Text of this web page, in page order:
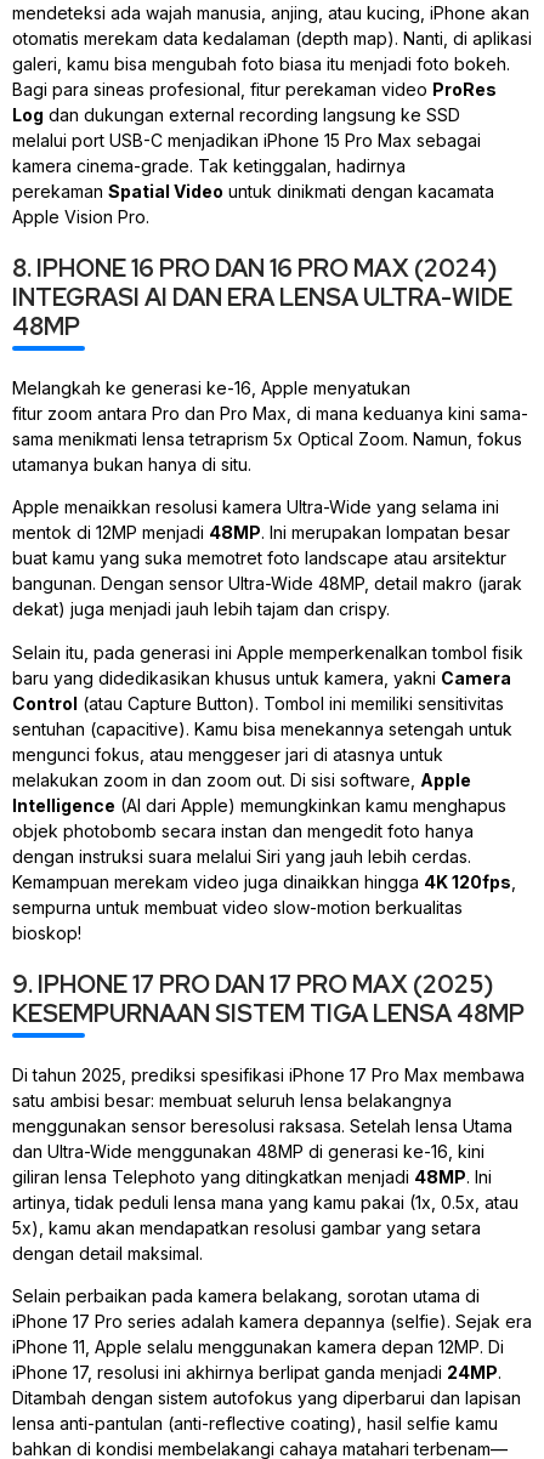
mendeteksi ada wajah manusia, anjing, atau kucing, iPhone akan
otomatis merekam data kedalaman (depth map). Nanti, di aplikasi
galeri, kamu bisa mengubah foto biasa itu menjadi foto bokeh.
Bagi para sineas profesional, fitur perekaman video ProRes
Log dan dukungan external recording langsung ke SSD
melalui port USB-C menjadikan iPhone 15 Pro Max sebagai
kamera cinema-grade. Tak ketinggalan, hadirnya
perekaman Spatial Video untuk dinikmati dengan kacamata
Apple Vision Pro.
8. IPHONE 16 PRO DAN 16 PRO MAX (2024)
INTEGRASI AI DAN ERA LENSA ULTRA-WIDE
48MP
Melangkah ke generasi ke-16, Apple menyatukan
fitur zoom antara Pro dan Pro Max, di mana keduanya kini sama-
sama menikmati lensatetraprism 5x Optical Zoom. Namun, fokus
utamanya bukan hanya di situ.
Apple menaikkan resolusi kamera Ultra-Wide yang selama ini
mentok di 12MP menjadi 48MP. Ini merupakan lompatan besar
buat kamu yang suka memotret foto landscape atau arsitektur
bangunan. Dengan sensor Ultra-Wide 48MP, detail makro (jarak
dekat) juga menjadi jauh lebih tajam dan crispy.
Selain itu, pada generasi ini Apple memperkenalkan tombol fisik
baru yang didedikasikan khusus untuk kamera, yakni Camera
Control (atau Capture Button). Tombol ini memiliki sensitivitas
sentuhan (capacitive). Kamu bisa menekannya setengah untuk
mengunci fokus, atau menggeser jari di atasnya untuk
melakukan zoom in dan zoom out. Di sisi software Apple
Intelligence (AI dari Apple) memungkinkan kamu menghapus
objek photobomb secara instan dan mengedit foto hanya
dengan instruksi suara melalui Siri yang jauh lebih cerdas.
Kemampuan merekam video juga dinaikkan hingga 4K 120fps
sempurna untuk membuat video slow-motion berkualitas
bioskop!
9. IPHONE 17 PRO DAN 17 PRO MAX (2025)
KESEMPURNAAN SISTEM TIGA LENSA 48MP
Di tahun 2025, prediksi spesifikasi iPhone 17 Pro Max membawa
satu ambisi besar: membuat seluruh lensa belakangnya
menggunakan sensor beresolusi raksasa. Setelah lensa Utama
dan Ultra-Wide menggunakan 48MP di generasi ke-16, kini
giliran lensa Telephoto yang ditingkatkan menjadi 48MP. Ini
artinya, tidak peduli lensa mana yang kamu pakai (1x, 0.5x, atau
5x), kamu akan mendapatkan resolusi gambar yang setara
dengan detail maksimal.
Selain perbaikan pada kamera belakang, sorotan utama di
iPhone 17 Pro series adalah kamera depannya (selfie). Sejak era
iPhone 11, Apple selalu menggunakan kamera depan 12MP. Di
iPhone 17, resolusi ini akhirnya berlipat ganda menjadi 24MP.
Ditambah dengan sistem autofokus yang diperbarui dan lapisan
lensa anti-pantulan (anti-reflective coating), hasil selfie kamu
bahkan di kondisi membelakangi cahaya matahari terbenam—